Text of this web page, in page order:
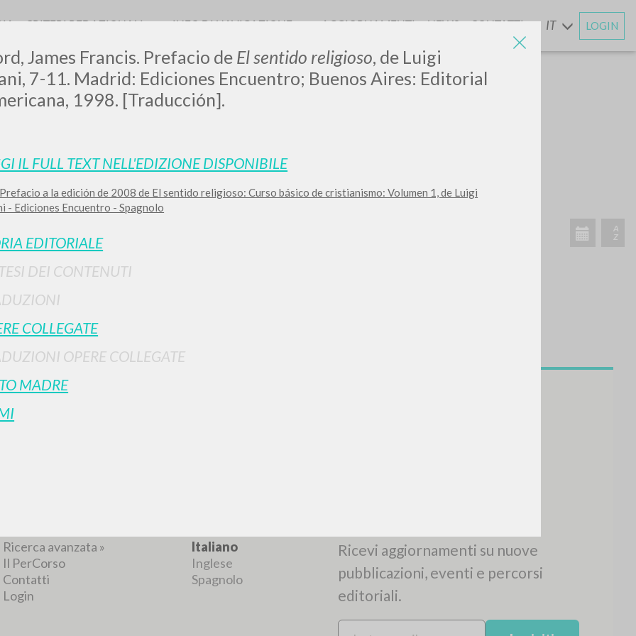
James Francis. Prefacio de El sentido religioso, de Luigi
7-11. Madrid: Ediciones Encuentro; Buenos Aires: Editorial
1998. [Traducción].
IL FULL TEXT NELL'EDIZIONE DISPONIBILE
a la edición de 2008 de El sentido religioso: Curso básico de cristianismo: Volumen 1, de Luigi
- Ediciones Encuentro - Spagnolo
EDITORIALE
DEI CONTENUTI
COLLEGATE
OPERE COLLEGATE
MADRE
CRITERI REDAZIONALI INFO DI NAVIGAZIONE AGGIORNAMENTIENEWS CONTATTI IT LOGIN
risultati ancora più precisi? Utilizza laRICERCA AVANZATA »
0DOCUMENTI TROVATI
Visualizza dettagli per tipologia
LINGUA AUTORE
NAVIGA LINGUA NEWSLETTER
Ricevi aggiornamenti su nuove